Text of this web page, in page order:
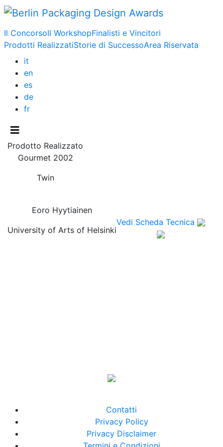
Il ConcorsoIl WorkshopFinalisti e Vincitori
Prodotti RealizzatiStorie di SuccessoArea Riservata
it
en
es
de
fr
Prodotto Realizzato
Gourmet 2002
Twin
Eoro Hyytiainen
University of Arts of Helsinki
Vedi Scheda Tecnica
Contatti
Privacy Policy
Privacy Disclaimer